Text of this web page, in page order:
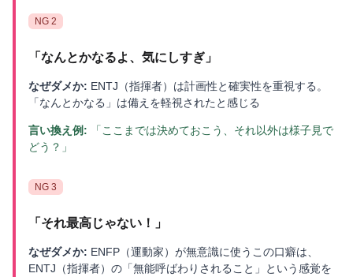
NG 2
「 なんとかなるよ、気にしすぎ 」
なぜダメか: ENTJ（指揮者）は計画性と確実性を重視する。
「なんとかなる」は備えを軽視されたと感じる
言い換え例:
「ここまでは決めておこう、それ以外は様子見で
どう？」
NG 3
「 それ最高じゃない！ 」
なぜダメか: ENFP（運動家）が無意識に使うこの口癖は、
ENTJ（指揮者）の「無能呼ばわりされること」という感覚を